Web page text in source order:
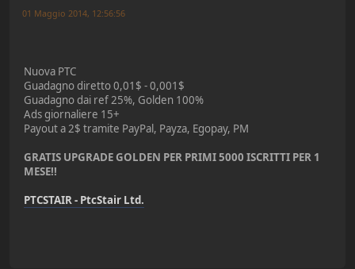
01 Maggio 2014, 12:56:56
Nuova PTC
Guadagno diretto 0,01$ - 0,001$
Guadagno dai ref 25%, Golden 100%
Ads giornaliere 15+
Payout a 2$ tramite PayPal, Payza, Egopay, PM
GRATIS UPGRADE GOLDEN PER PRIMI 5000 ISCRITTI PER 1
MESE!!
PTCSTAIR - PtcStair Ltd.